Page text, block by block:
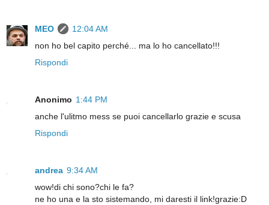
MEO
12:04 AM
non ho bel capito perché... ma lo ho cancellato!!!
Rispondi
Anonimo 1:44 PM
anche l'ulitmo mess se puoi cancellarlo grazie e scusa
Rispondi
andrea 9:34 AM
wow!di chi sono?chi le fa?
ne ho una e la sto sistemando, mi daresti il link!grazie:D